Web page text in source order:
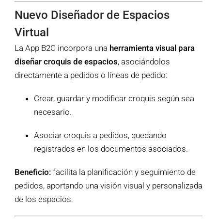
Nuevo Diseñador de Espacios
Virtual
La App B2C incorpora una herramienta visual para
diseñar croquis de espacios, asociándolos
directamente a pedidos o líneas de pedido:
Crear, guardar y modificar croquis según sea
necesario.
Asociar croquis a pedidos, quedando
registrados en los documentos asociados.
Beneficio: facilita la planificación y seguimiento de
pedidos, aportando una visión visual y personalizada
de los espacios.